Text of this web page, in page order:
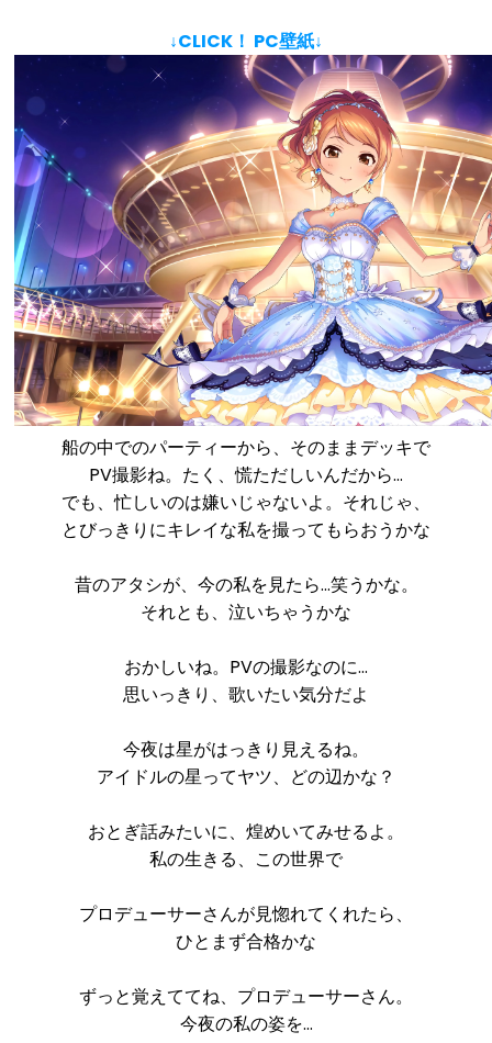
↓CLICK！ PC壁紙↓
船の中でのパーティーから、そのままデッキで
PV撮影ね。たく、慌ただしいんだから…
でも、忙しいのは嫌いじゃないよ。それじゃ、
とびっきりにキレイな私を撮ってもらおうかな
昔のアタシが、今の私を見たら…笑うかな。
それとも、泣いちゃうかな
おかしいね。PVの撮影なのに…
思いっきり、歌いたい気分だよ
今夜は星がはっきり見えるね。
アイドルの星ってヤツ、どの辺かな？
おとぎ話みたいに、煌めいてみせるよ。
私の生きる、この世界で
プロデューサーさんが見惚れてくれたら、
ひとまず合格かな
ずっと覚えててね、プロデューサーさん。
今夜の私の姿を…